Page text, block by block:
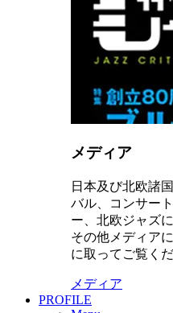
メディア
日本及び北欧諸
バル、コンサー
ー、北欧ジャズ
その他メディア
に取ってご覧くだ
メディア
PROFILE